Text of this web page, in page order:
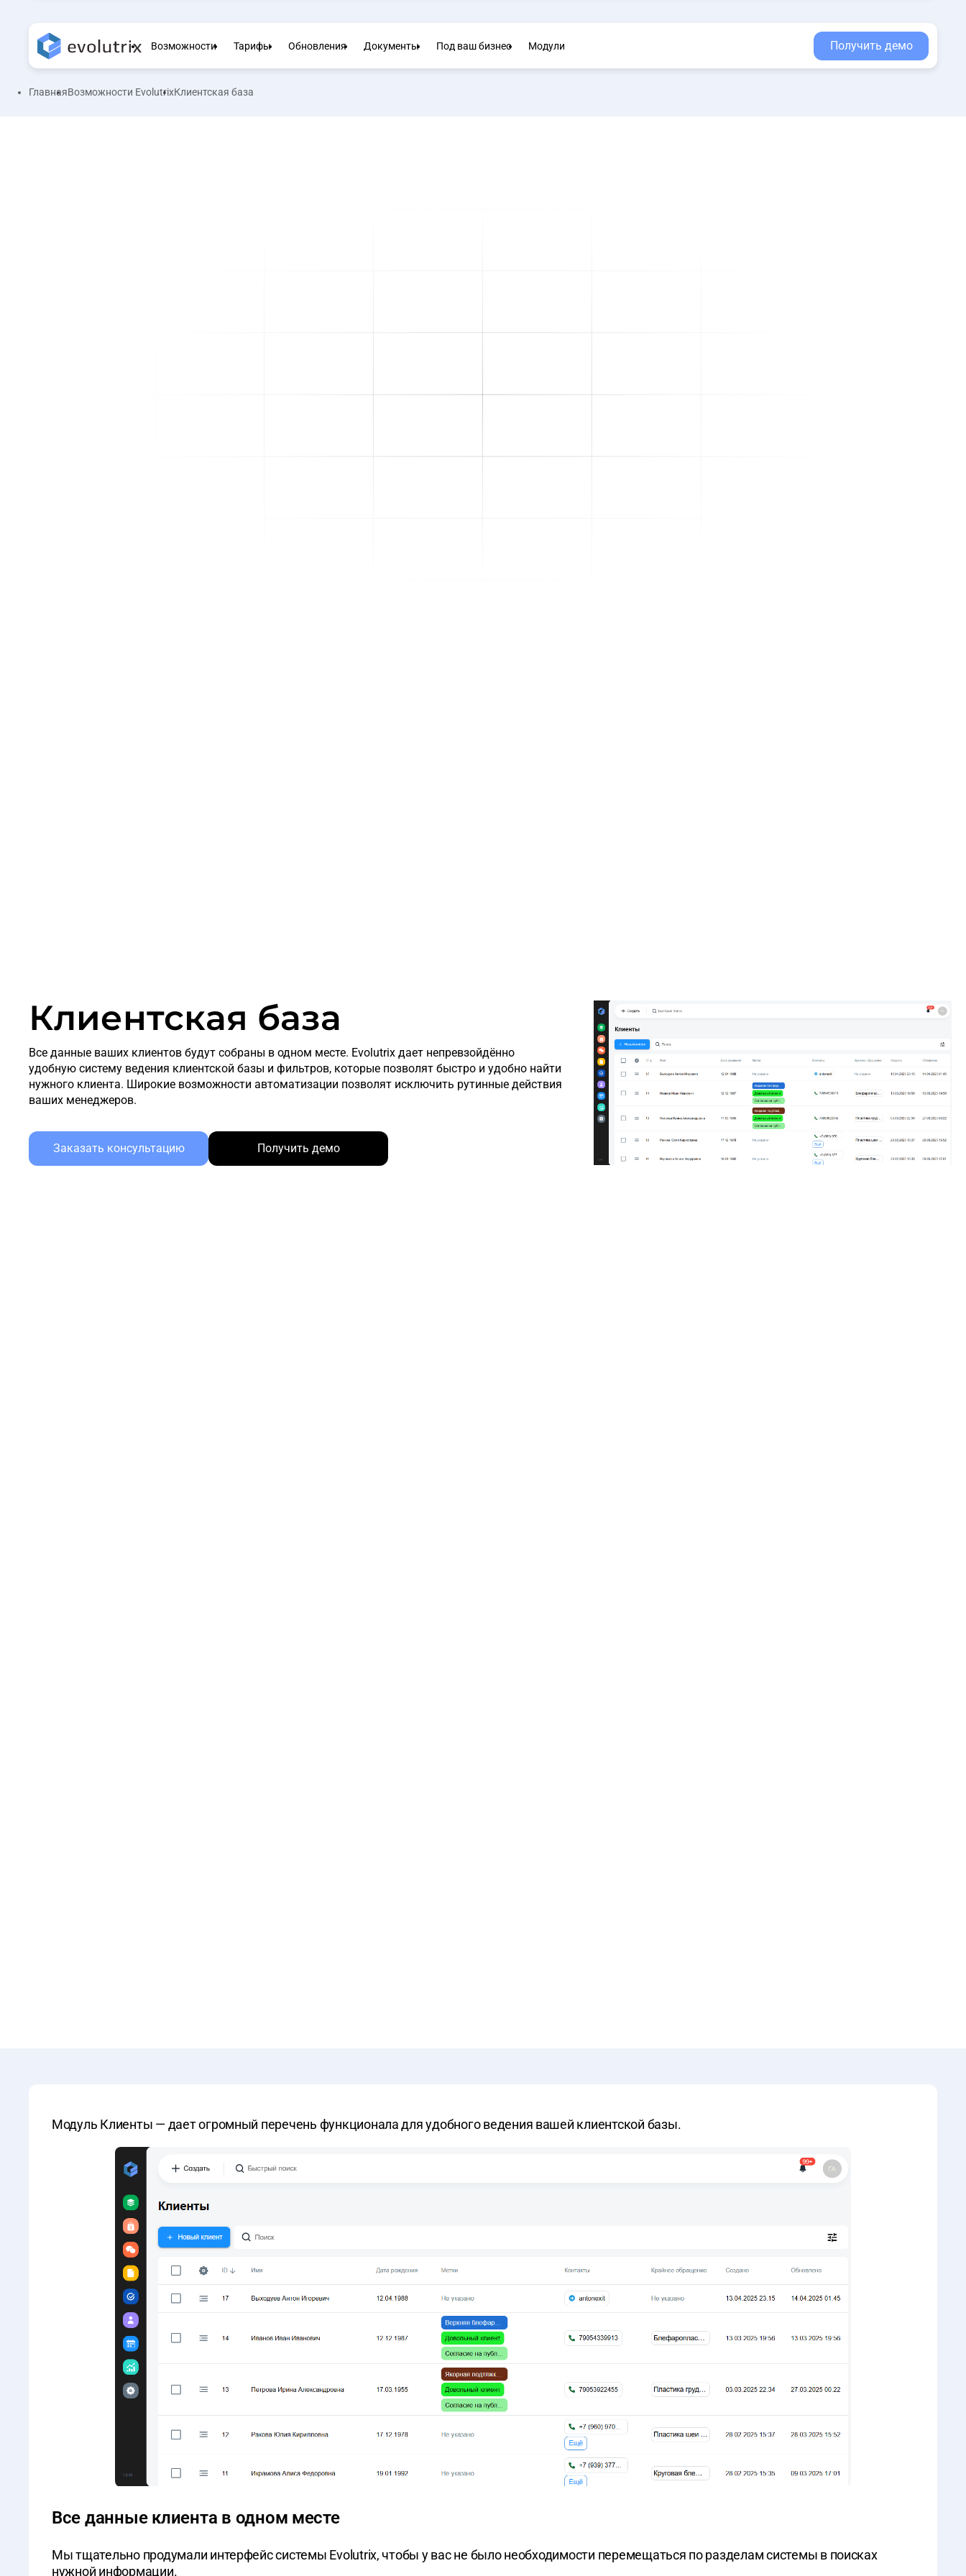
Возможности Тарифы Обновления Документы Под ваш бизнес Модули Получить демо
ГлавнаяВозможности EvolutrixКлиентская база
Клиентская база
Все данные ваших клиентов будут собраны в одном месте. Evolutrix дает непревзойдённо
удобную систему ведения клиентской базы и фильтров, которые позволят быстро и удобно найти
нужного клиента. Широкие возможности автоматизации позволят исключить рутинные действия
ваших менеджеров.
Заказать консультацию Получить демо
Модуль Клиенты — дает огромный перечень функционала для удобного ведения вашей клиентской базы.
Все данные клиента в одном месте
Мы тщательно продумали интерфейс системы Evolutrix, чтобы у вас не было необходимости перемещаться по разделам системы в поисках
нужной информации.